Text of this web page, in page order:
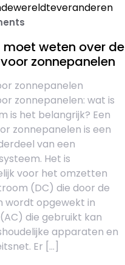
weten over de
zonnepanelen
zonnepanelen
zonnepanelen: wat is
is het belangrijk? Een
zonnepanelen is een
van een
Het is
voor het omzetten
(DC) die door de
wordt opgewekt in
die gebruikt kan
apparaten en
Er […]